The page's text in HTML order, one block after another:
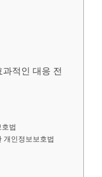
적인 대응 전
법
개인정보보호법